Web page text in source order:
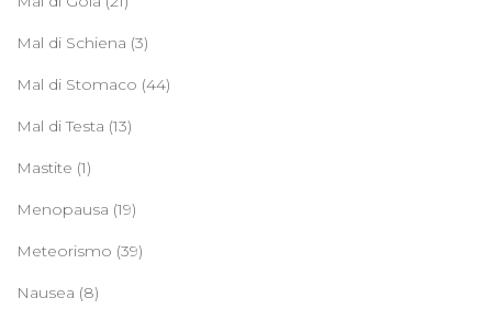
Mal di Schiena (3)
Mal di Stomaco (44)
Mal di Testa (13)
Mastite (1)
Menopausa (19)
Meteorismo (39)
Nausea (8)